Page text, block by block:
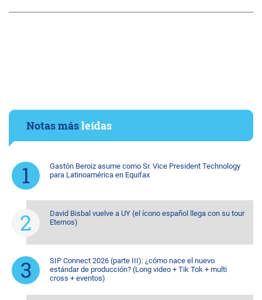
Notas másleídas
Gastón Beroiz asume como Sr. Vice President Technology
para Latinoamérica en Equifax
David Bisbal vuelve a UY (el ícono español llega con su tour
Eternos)
SIP Connect 2026 (parte III): ¿cómo nace el nuevo
estándar de producción? (Long video + Tik Tok + multi
cross + eventos)